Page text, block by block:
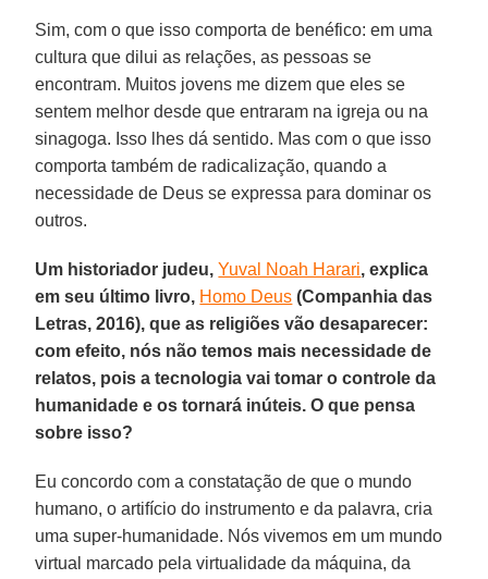
Sim, com o que isso comporta de benéfico: em uma
cultura que dilui as relações, as pessoas se
encontram. Muitos jovens me dizem que eles se
sentem melhor desde que entraram na igreja ou na
sinagoga. Isso lhes dá sentido. Mas com o que isso
comporta também de radicalização, quando a
necessidade de Deus se expressa para dominar os
outros.
Um historiador judeu,Yuval Noah Harari, explica
em seu último livro, Homo Deus (Companhia das
Letras, 2016), que as religiões vão desaparecer:
com efeito, nós não temos mais necessidade de
relatos, pois a tecnologia vai tomar o controle da
humanidade e os tornará inúteis. O que pensa
sobre isso?
Eu concordo com a constatação de que o mundo
humano, o artifício do instrumento e da palavra, cria
uma super-humanidade. Nós vivemos em um mundo
virtual marcado pela virtualidade da máquina, da